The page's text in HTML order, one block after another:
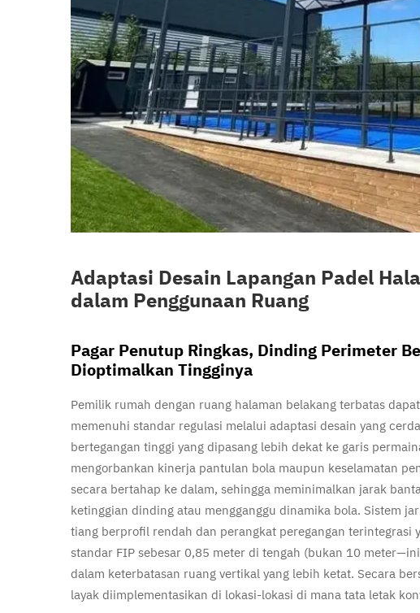
Adaptasi Desain Lapangan Padel
dalam Penggunaan Ruang
Pagar Penutup Ringkas, Dinding Perimeter
Dioptimalkan Tingginya
Pemilik rumah dengan ruang halaman belakang terbatas
memenuhi standar regulasi melalui adaptasi desain yang
bertegangan tinggi yang dipasang lebih dekat ke garis
mengorbankan kinerja pantulan bola maupun keselamatan
secara bertahap ke dalam, sehingga meminimalkan jarak
ketinggian dinding atau mengganggu dinamika bola. Sistem
tiang berprofil rendah dan perangkat peregangan terintegrasi
standar FIP sebesar 0,85 meter di tengah (bukan 10
dalam keterbatasan ruang vertikal yang lebih ketat. Secara
layak diimplementasikan di lokasi-lokasi di mana tata letak